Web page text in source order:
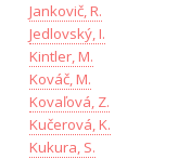
Jankovič, R.
Jedlovský, I.
Kintler, M.
Kováč, M.
Kovaľová, Z.
Kučerová, K.
Kukura, S.